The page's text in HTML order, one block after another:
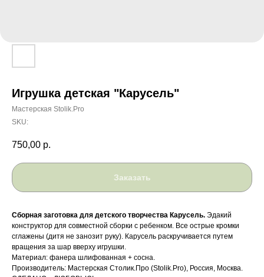
Игрушка детская "Карусель"
Мастерская Stolik.Pro
SKU:
750,00 р.
Заказать
Сборная заготовка для детского творчества Карусель. Эдакий
конструктор для совместной сборки с ребенком. Все острые кромки
сглажены (дитя не занозит руку). Карусель раскручивается путем
вращения за шар вверху игрушки.
Материал: фанера шлифованная + сосна.
Производитель: Мастерская Столик.Про (Stolik.Pro), Россия, Москва.